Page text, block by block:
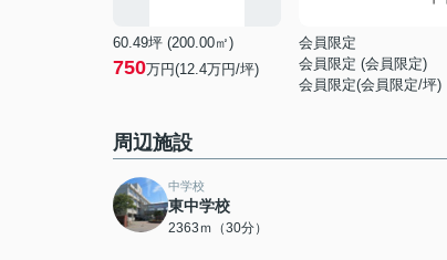
60.49坪 (200.00㎡)
750万円(12.4万円/坪)
会員限定
会員限定 (会員限定)
会員限定(会員限定/坪)
周辺施設
中学校
東中学校
2363ｍ（30分）